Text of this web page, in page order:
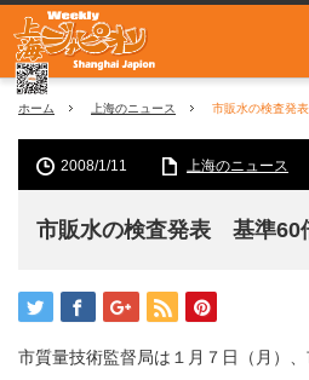
ホーム 上海のニュース 市販水の検査発
2008/1/11 上海のニュース
市販水の検査発表 基準60
市質量技術監督局は１月７日（月）